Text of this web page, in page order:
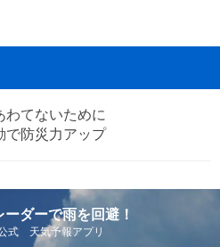
わてないために
で防災力アップ
ーダーで雨を回避！
式 天気予報アプリ